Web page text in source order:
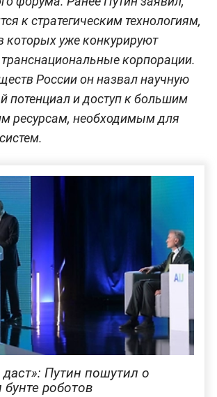
к стратегическим технологиям,
которых уже конкурируют
транснациональные корпорации.
России он назвал научную
потенциал и доступ к большим
ресурсам, необходимым для
даст»: Путин пошутил о
роботов